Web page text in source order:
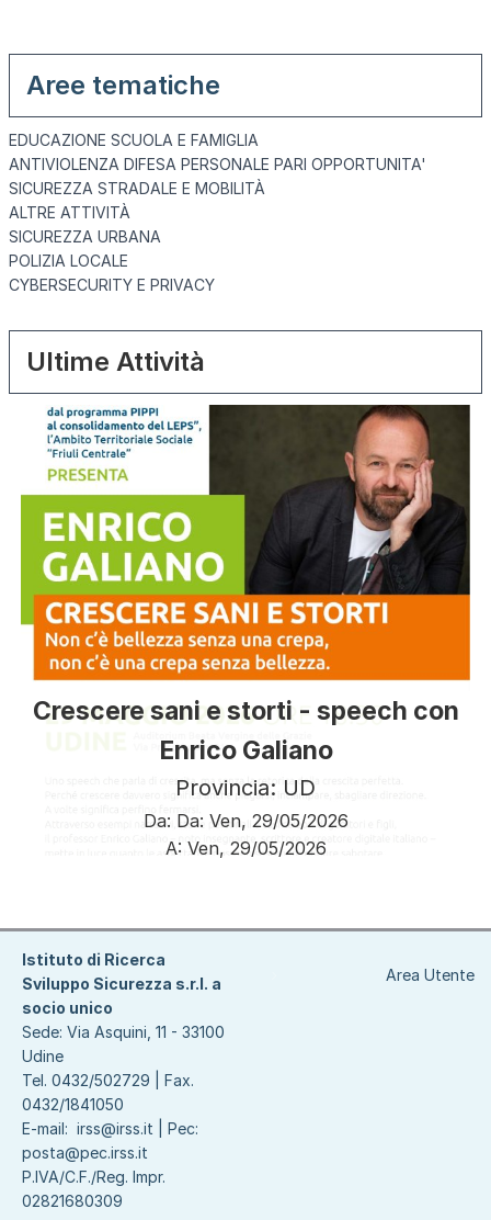
Aree tematiche
EDUCAZIONE SCUOLA E FAMIGLIA
ANTIVIOLENZA DIFESA PERSONALE PARI OPPORTUNITA'
SICUREZZA STRADALE E MOBILITÀ
ALTRE ATTIVITÀ
SICUREZZA URBANA
POLIZIA LOCALE
CYBERSECURITY E PRIVACY
Ultime Attività
Crescere sani e storti - speech con
Enrico Galiano
Provincia: UD
Da: Da: Ven, 29/05/2026
A: Ven, 29/05/2026
Area Utente
Istituto di Ricerca
Sviluppo Sicurezza s.r.l. a
socio unico
Sede: Via Asquini, 11 - 33100
Udine
Tel. 0432/502729 | Fax.
0432/1841050
E-mail: irss@irss.it | Pec:
posta@pec.irss.it
P.IVA/C.F./Reg. Impr.
02821680309